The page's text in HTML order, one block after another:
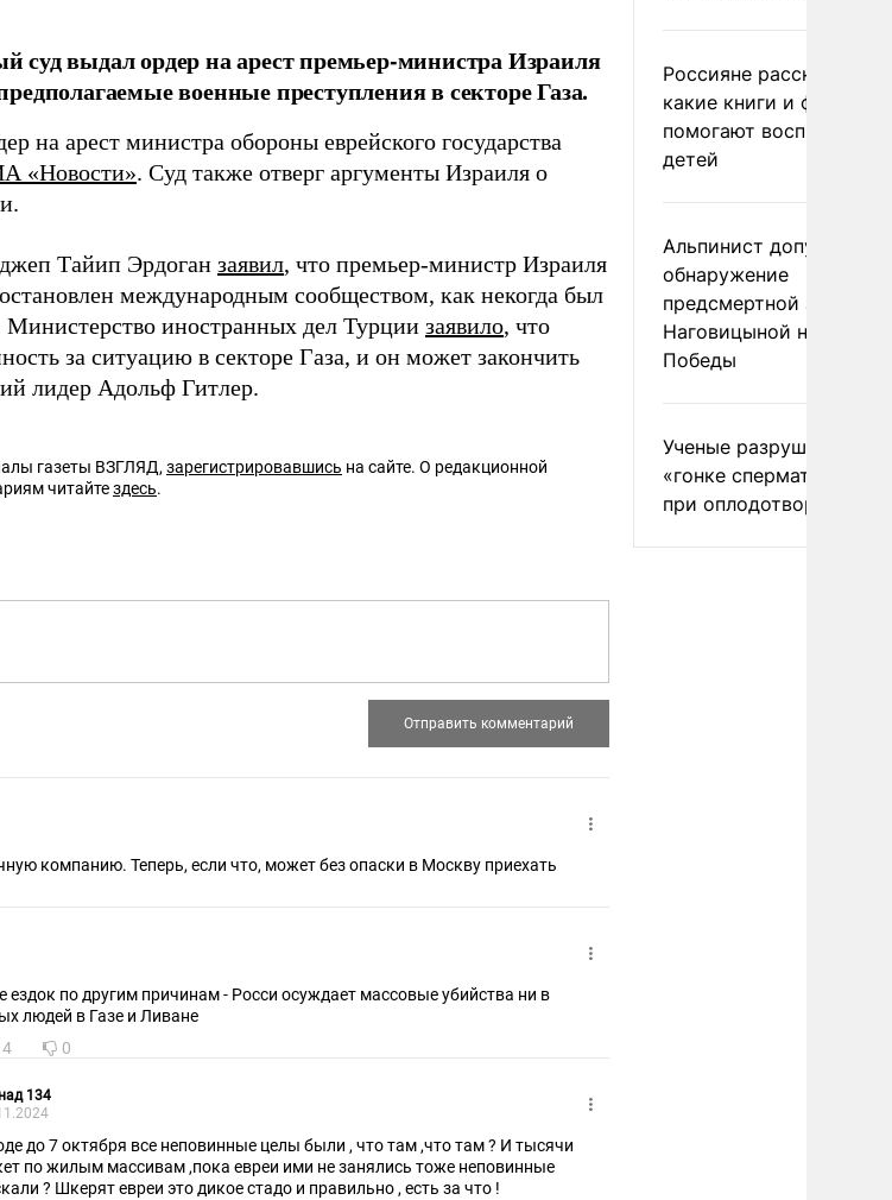
суд выдал ордер на арест премьер-министра Израиля
военные преступления в секторе Газа.
на арест министра обороны еврейского государства
«Новости». Суд также отверг аргументы Израиля о
Тайип Эрдоган заявил, что премьер-министр Израиля
международным сообществом, как некогда был
иностранных дел Турции заявило, что
за ситуацию в секторе Газа, и он может закончить
лидер Адольф Гитлер.
газеты ВЗГЛЯД,зарегистрировавшись на сайте. О редакционной
читайтездесь.
компанию. Теперь, если что, может без опаски в Москву приехать
ездок по другим причинам - Росси осуждает массовые убийства ни в
людей в Газе и Ливане
4 0
134
до 7 октября все неповинные целы были , что там ,что там ? И тысячи
по жилым массивам ,пока евреи ими не занялись тоже неповинные
пускали ? Шкерят евреи это дикое стадо и правильно , есть за что !
Россияне рассказали,
какие книги и фильмы
помогают воспитывать
детей
Альпинист допустил
обнаружение
предсмертной записки
Наговицыной на пике
Победы
Ученые разрушили миф
«гонке
при оплодотворении